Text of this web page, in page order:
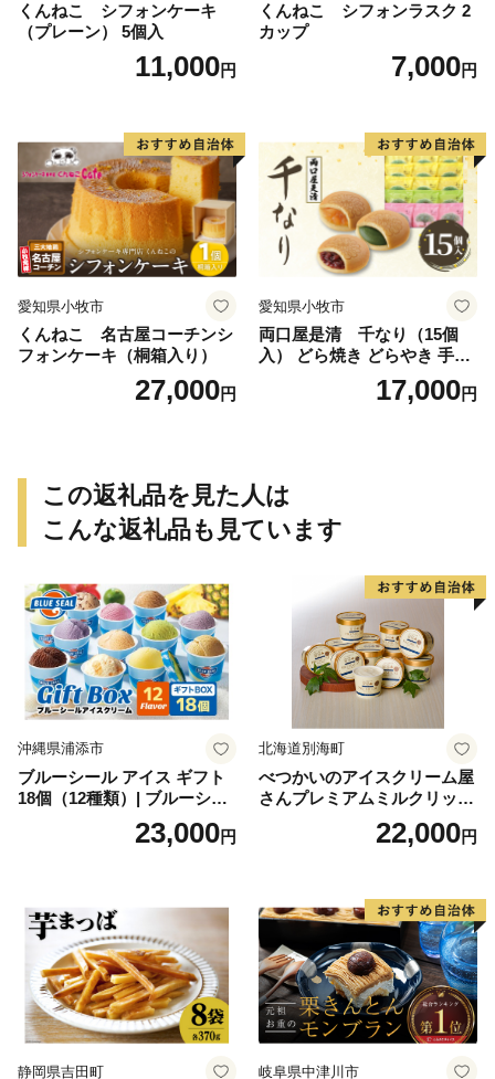
くんねこ シフォンケーキ
（プレーン） 5個入
11,000円
くんねこ シフォンラスク 2
カップ
7,000円
愛知県小牧市
くんねこ 名古屋コーチンシ
フォンケーキ（桐箱入り）
27,000円
愛知県小牧市
両口屋是清 千なり（15個
入） どら焼き どらやき 手土
産 お土産 土産 丹波大納言小
豆 抹茶 林檎 りんご 慶事 お
17,000円
この返礼品を見た人は
こんな返礼品も見ています
沖縄県浦添市
ブルーシール アイス ギフト
18個（12種類）| ブルーシー
ルアイス ブルーシールアイ
スクリーム 着日指定可能 送
誕生日 カップ 詰め合わせ バ
ラエティ | バニラ チョコレー
ト ストロベリー ピスタチオ
バニラ＆クッキー ウベ 沖縄
紅イモ 塩ちんすこう 沖縄シ
ークヮーサー 沖縄黒糖 琉球
ロイヤルミルクティ 沖縄パ
イン
23,000円
北海道別海町
べつかいのアイスクリーム屋
さんプレミアムミルクリッチ
12個（AP-01）（ 北海道アイ
ス 北海道産アイス アイス ア
道産アイス 道産アイスクリ
ーム ギフト 詰合せ 詰め合わ
せ ふるさと納税 ）
22,000円
静岡県吉田町 岐阜県中津川市